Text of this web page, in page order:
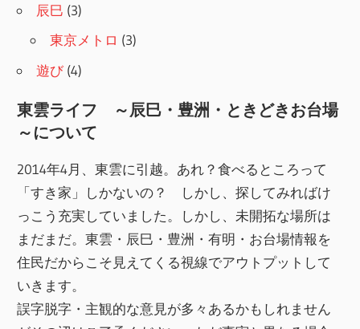
辰巳 (3)
東京メトロ (3)
遊び (4)
東雲ライフ ～辰巳・豊洲・ときどきお台場
～について
2014年4月、東雲に引越。あれ？食べるところって
「すき家」しかないの？ しかし、探してみればけ
っこう充実していました。しかし、未開拓な場所は
まだまだ。東雲・辰巳・豊洲・有明・お台場情報を
住民だからこそ見えてくる視線でアウトプットして
いきます。
誤字脱字・主観的な意見が多々あるかもしれません